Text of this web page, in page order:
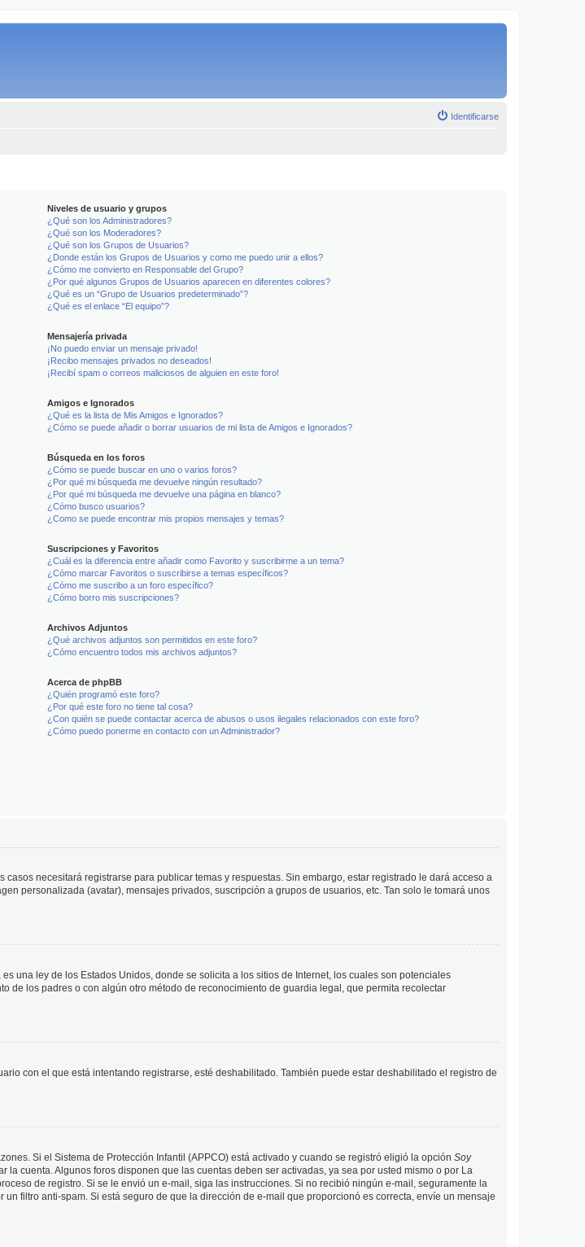
Identificarse
Niveles de usuario y grupos
¿Qué son los Administradores?
¿Qué son los Moderadores?
¿Qué son los Grupos de Usuarios?
¿Donde están los Grupos de Usuarios y como me puedo unir a ellos?
¿Cómo me convierto en Responsable del Grupo?
¿Por qué algunos Grupos de Usuarios aparecen en diferentes colores?
¿Qué es un “Grupo de Usuarios predeterminado”?
¿Qué es el enlace “El equipo”?
Mensajería privada
¡No puedo enviar un mensaje privado!
¡Recibo mensajes privados no deseados!
¡Recibí spam o correos maliciosos de alguien en este foro!
Amigos e Ignorados
¿Qué es la lista de Mis Amigos e Ignorados?
¿Cómo se puede añadir o borrar usuarios de mi lista de Amigos e Ignorados?
Búsqueda en los foros
¿Cómo se puede buscar en uno o varios foros?
¿Por qué mi búsqueda me devuelve ningún resultado?
¿Por qué mi búsqueda me devuelve una página en blanco?
¿Cómo busco usuarios?
¿Como se puede encontrar mis propios mensajes y temas?
Suscripciones y Favoritos
¿Cuál es la diferencia entre añadir como Favorito y suscribirme a un tema?
¿Cómo marcar Favoritos o suscribirse a temas específicos?
¿Cómo me suscribo a un foro específico?
¿Cómo borro mis suscripciones?
Archivos Adjuntos
¿Qué archivos adjuntos son permitidos en este foro?
¿Cómo encuentro todos mis archivos adjuntos?
Acerca de phpBB
¿Quién programó este foro?
¿Por qué este foro no tiene tal cosa?
¿Con quién se puede contactar acerca de abusos o usos ilegales relacionados con este foro?
¿Cómo puedo ponerme en contacto con un Administrador?
necesitará registrarse para publicar temas y respuestas. Sin embargo, estar registrado le dará acceso a
personalizada (avatar), mensajes privados, suscripción a grupos de usuarios, etc. Tan solo le tomará unos
una ley de los Estados Unidos, donde se solicita a los sitios de Internet, los cuales son potenciales
de los padres o con algún otro método de reconocimiento de guardia legal, que permita recolectar
con el que está intentando registrarse, esté deshabilitado. También puede estar deshabilitado el registro de
Si el Sistema de Protección Infantil (APPCO) está activado y cuando se registró eligió la opción Soy
cuenta. Algunos foros disponen que las cuentas deben ser activadas, ya sea por usted mismo o por La
de registro. Si se le envió un e-mail, siga las instrucciones. Si no recibió ningún e-mail, seguramente la
filtro anti-spam. Si está seguro de que la dirección de e-mail que proporcionó es correcta, envíe un mensaje